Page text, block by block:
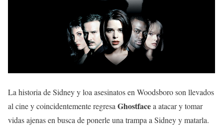
La historia de Sidney y loa asesinatos en Woodsboro son llevados
al cine y coincidentemente regresaGhostfacea atacar y tomar
vidas ajenas en busca de ponerle una trampa a Sidney y matarla.